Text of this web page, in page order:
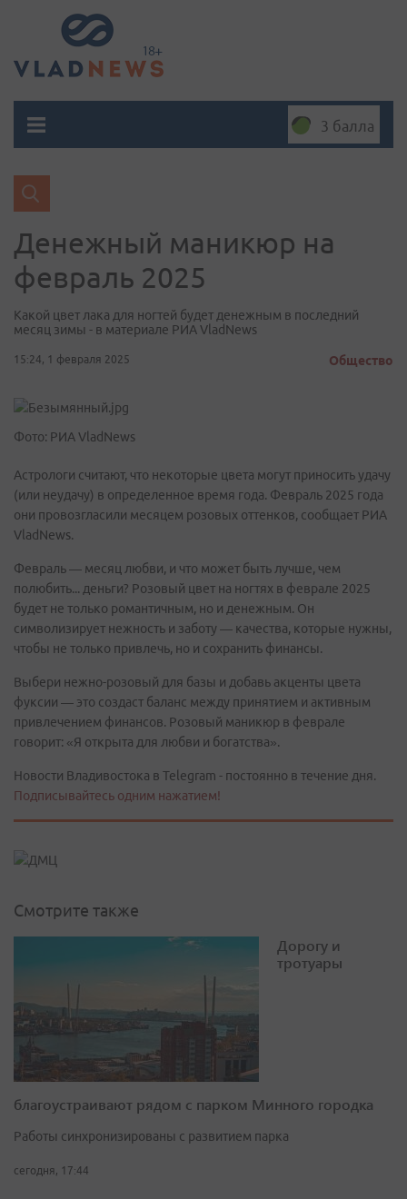
3 балла
Денежный маникюр на
февраль 2025
Какой цвет лака для ногтей будет денежным в последний
месяц зимы - в материале РИА VladNews
15:24, 1 февраля 2025 Общество
Фото: РИА VladNews
Астрологи считают, что некоторые цвета могут приносить удачу
(или неудачу) в определенное время года. Февраль 2025 года
они провозгласили месяцем розовых оттенков, сообщает РИА
VladNews.
Февраль — месяц любви, и что может быть лучше, чем
полюбить... деньги? Розовый цвет на ногтях в феврале 2025
будет не только романтичным, но и денежным. Он
символизирует нежность и заботу — качества, которые нужны,
чтобы не только привлечь, но и сохранить финансы.
Выбери нежно-розовый для базы и добавь акценты цвета
фуксии — это создаст баланс между принятием и активным
привлечением финансов. Розовый маникюр в феврале
говорит: «Я открыта для любви и богатства».
Новости Владивостока в Telegram - постоянно в течение дня.
Подписывайтесь одним нажатием!
Смотрите также
Дорогу и
тротуары
благоустраивают рядом с парком Минного городка
Работы синхронизированы с развитием парка
сегодня, 17:44